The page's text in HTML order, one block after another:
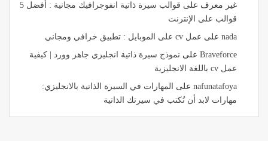
غير معرف على
قوالب سيرة ذاتية انفوجرافيك مجانية : أفضل 5
قوالب على الإنترنت
nada على عمل cv على الموبايل : تطبيق خرافي ومجاني
Braveforce على نموذج سيرة ذاتية انجليزي جاهز وورد | كيفية
عمل cv باللغة الانجليزية
nafunatafoya على
المهارات في السيرة الذاتية بالانجليزي:
مهارات لابد أن تُكتب في سيرتك الذاتية